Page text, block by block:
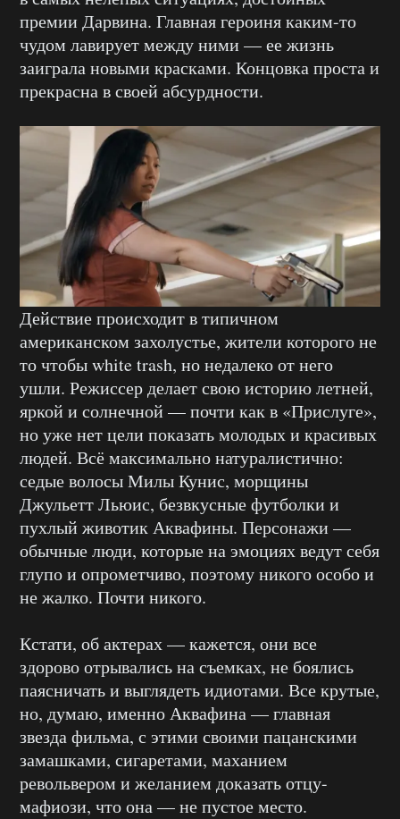
премии Дарвина. Главная героиня каким-то
чудом лавирует между ними — ее жизнь
заиграла новыми красками. Концовка проста и
прекрасна в своей абсурдности.
Действие происходит в типичном
американском захолустье, жители которого не
то чтобы white trash, но недалеко от него
ушли. Режиссер делает свою историю летней,
яркой и солнечной — почти как в «Прислуге»,
но уже нет цели показать молодых и красивых
людей. Всё максимально натуралистично:
седые волосы Милы Кунис, морщины
Джульетт Льюис, безвкусные футболки и
пухлый животик Аквафины. Персонажи —
обычные люди, которые на эмоциях ведут себя
глупо и опрометчиво, поэтому никого особо и
не жалко. Почти никого.
Кстати, об актерах — кажется, они все
здорово отрывались на съемках, не боялись
паясничать и выглядеть идиотами. Все крутые,
но, думаю, именно Аквафина — главная
звезда фильма, с этими своими пацанскими
замашками, сигаретами, маханием
револьвером и желанием доказать отцу-
мафиози, что она — не пустое место.